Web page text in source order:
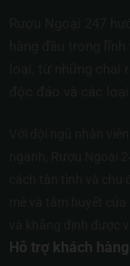
Hỗ trợ khách hàng